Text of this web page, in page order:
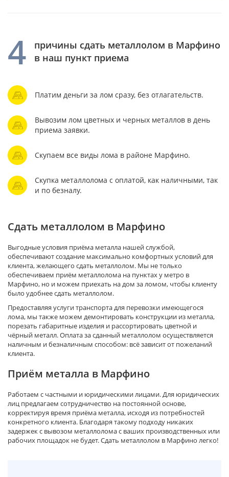
4
причины сдать металлолом в Марфино
в наш пункт приема
Платим деньги за лом сразу, без отлагательств.
Вывозим лом цветных и черных металлов в день
приема заявки.
Скупаем все виды лома в районе Марфино.
Скупка металлолома с оплатой, как наличными, так
и по безналу.
Сдать металлолом в Марфино
Выгодные условия приёма металла нашей службой,
обеспечивают создание максимально комфортных условий для
клиента, желающего сдать металлолом. Мы не только
обеспечиваем приём металлолома на пунктах у метро в
Марфино, но и можем приехать на дом за ломом, чтобы клиенту
было удобнее сдать металлолом.
Предоставляя услуги транспорта для перевозки имеющегося
лома, мы также можем демонтировать конструкции из металла,
порезать габаритные изделия и рассортировать цветной и
чёрный металл. Оплата за сданный металлолом осуществляется
наличным и безналичным способом: всё зависит от пожеланий
клиента.
Приём металла в Марфино
Работаем с частными и юридическими лицами. Для юридических
лиц предлагаем сотрудничество на постоянной основе,
корректируя время приёма металла, исходя из потребностей
конкретного клиента. Благодаря такому подходу никаких
задержек с вывозом металлолома с ваших производственных или
рабочих площадок не будет. Сдать металлолом в Марфино легко!